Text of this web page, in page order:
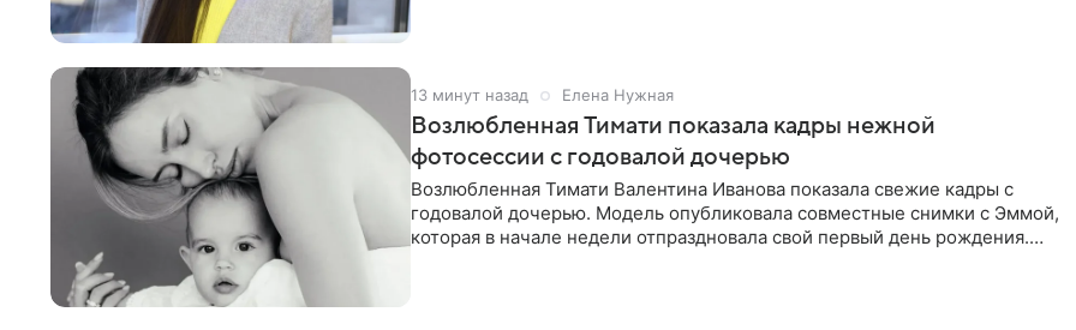
13 минут назад Елена Нужная
Возлюбленная Тимати показала кадры нежной
фотосессии с годовалой дочерью
Возлюбленная Тимати Валентина Иванова показала свежие кадры с
годовалой дочерью. Модель опубликовала совместные снимки с Эммой,
которая в начале недели отпраздновала свой первый день рождения.